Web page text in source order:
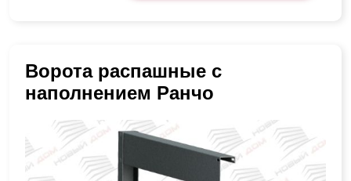
Ворота распашные с
наполнением Ранчо